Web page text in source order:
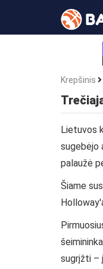
Krepšinis
Lietuvos
sugebėjo
palaužė
Šiame
sugrįžti –